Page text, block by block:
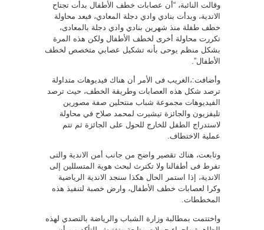
وقالت النائبة، “أن عصابات خطف الأطفال بدأت تجتاح
الاندية، وبدأت بنادي وادي دجلة المعادي، فبعد محاولة
خطف طفلة منذ شهرين بنادي وادي دجلة بالمعادى،
تكررت محاولة أخرى لخطف الأطفال ولكن هذه المرة
بشكل منظم يوحى بأنه تشكيل عصابي متخصص لخطف
الأطفال”.
وأضافت:،الغريب فى الأمر أن هناك فيديوهات متداولة
ترصد شكل هذه العصابات وطريقة الخطف، حيث ترصد
الفيديوهات مجموعة شباب منتحلين صفة مصورين
تليفزيون والجائزة تيشيرت لمحمد صلاح في محاولة
لاستدراج الطفل للخارج للحول على الجائزة ثم تتم
عملية الاختطاف.
وتابعت، هناك تقصير واضح من جانب أمن الاندية والتى
تفرط فى أطفالنا ولا تكترث لبحث هوية المتسللين إلى
الاندية، إذا استمر الحال هكذا سنجد الاندية الرياضية
وكرا لعصابات خطف الأطفال، وارض خصبة لتنفيذ هذه
المخططات.
واختتمت بمطالبة وزارة الشباب والرياضة بالتصدي لهذه